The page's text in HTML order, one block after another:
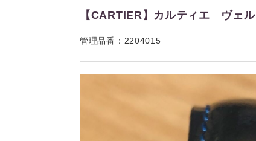
【CARTIER】カルティエ ヴェ
管理品番：2204015